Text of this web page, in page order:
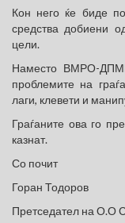
Кон него ќе биде
средства добиени
цели.
Наместо ВМРО-
проблемите на
лаги, клевети и
Граѓаните ова го
казнат.
Со почит
Горан Тодоров
Претседател на О.О